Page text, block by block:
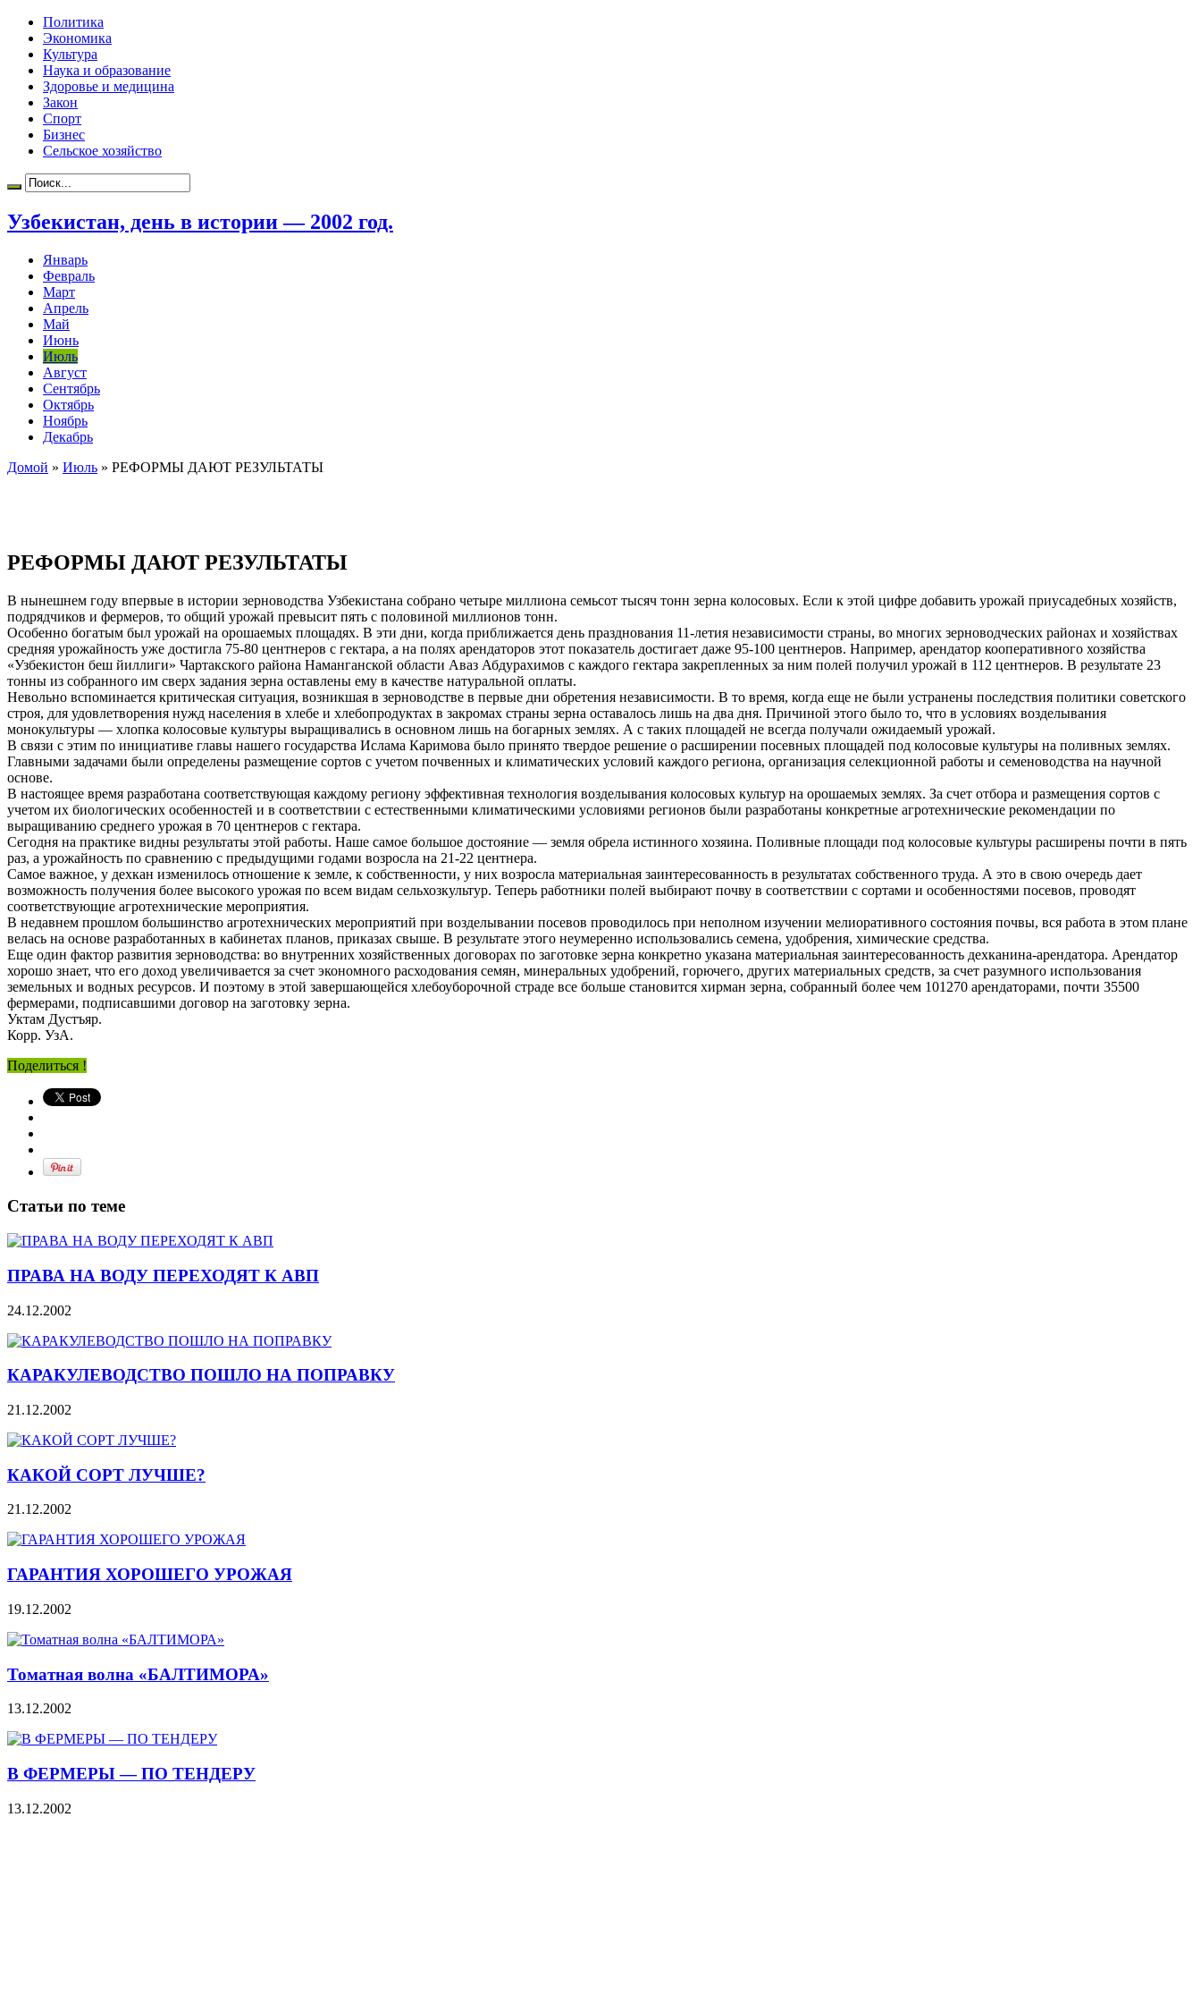
Политика
Экономика
Культура
Наука и образование
Здоровье и медицина
Закон
Спорт
Бизнес
Сельское хозяйство
Узбекистан, день в истории — 2002 год.
Январь
Февраль
Март
Апрель
Май
Июнь
Июль
Август
Сентябрь
Октябрь
Ноябрь
Декабрь
Домой » Июль » РЕФОРМЫ ДАЮТ РЕЗУЛЬТАТЫ
РЕФОРМЫ ДАЮТ РЕЗУЛЬТАТЫ
В нынешнем году впервые в истории зерноводства Узбекистана собрано четыре миллиона семьсот тысяч тонн зерна колосовых. Если к этой цифре добавить урожай приусадебных хозяйств,
подрядчиков и фермеров, то общий урожай превысит пять с половиной миллионов тонн.
Особенно богатым был урожай на орошаемых площадях. В эти дни, когда приближается день празднования 11-летия независимости страны, во многих зерноводческих районах и хозяйствах
средняя урожайность уже достигла 75-80 центнеров с гектара, а на полях арендаторов этот показатель достигает даже 95-100 центнеров. Например, арендатор кооперативного хозяйства
«Узбекистон беш йиллиги» Чартакского района Наманганской области Аваз Абдурахимов с каждого гектара закрепленных за ним полей получил урожай в 112 центнеров. В результате 23
тонны из собранного им сверх задания зерна оставлены ему в качестве натуральной оплаты.
Невольно вспоминается критическая ситуация, возникшая в зерноводстве в первые дни обретения независимости. В то время, когда еще не были устранены последствия политики советского
строя, для удовлетворения нужд населения в хлебе и хлебопродуктах в закромах страны зерна оставалось лишь на два дня. Причиной этого было то, что в условиях возделывания
монокультуры — хлопка колосовые культуры выращивались в основном лишь на богарных землях. А с таких площадей не всегда получали ожидаемый урожай.
В связи с этим по инициативе главы нашего государства Ислама Каримова было принято твердое решение о расширении посевных площадей под колосовые культуры на поливных землях.
Главными задачами были определены размещение сортов с учетом почвенных и климатических условий каждого региона, организация селекционной работы и семеноводства на научной
основе.
В настоящее время разработана соответствующая каждому региону эффективная технология возделывания колосовых культур на орошаемых землях. За счет отбора и размещения сортов с
учетом их биологических особенностей и в соответствии с естественными климатическими условиями регионов были разработаны конкретные агротехнические рекомендации по
выращиванию среднего урожая в 70 центнеров с гектара.
Сегодня на практике видны результаты этой работы. Наше самое большое достояние — земля обрела истинного хозяина. Поливные площади под колосовые культуры расширены почти в пять
раз, а урожайность по сравнению с предыдущими годами возросла на 21-22 центнера.
Самое важное, у дехкан изменилось отношение к земле, к собственности, у них возросла материальная заинтересованность в результатах собственного труда. А это в свою очередь дает
возможность получения более высокого урожая по всем видам сельхозкультур. Теперь работники полей выбирают почву в соответствии с сортами и особенностями посевов, проводят
соответствующие агротехнические мероприятия.
В недавнем прошлом большинство агротехнических мероприятий при возделывании посевов проводилось при неполном изучении мелиоративного состояния почвы, вся работа в этом плане
велась на основе разработанных в кабинетах планов, приказах свыше. В результате этого неумеренно использовались семена, удобрения, химические средства.
Еще один фактор развития зерноводства: во внутренних хозяйственных договорах по заготовке зерна конкретно указана материальная заинтересованность дехканина-арендатора. Арендатор
хорошо знает, что его доход увеличивается за счет экономного расходования семян, минеральных удобрений, горючего, других материальных средств, за счет разумного использования
земельных и водных ресурсов. И поэтому в этой завершающейся хлебоуборочной страде все больше становится хирман зерна, собранный более чем 101270 арендаторами, почти 35500
фермерами, подписавшими договор на заготовку зерна.
Уктам Дустъяр.
Корр. УзА.
Поделиться !
Статьи по теме
ПРАВА НА ВОДУ ПЕРЕХОДЯТ К АВП
24.12.2002
КАРАКУЛЕВОДСТВО ПОШЛО НА ПОПРАВКУ
21.12.2002
КАКОЙ СОРТ ЛУЧШЕ?
21.12.2002
ГАРАНТИЯ ХОРОШЕГО УРОЖАЯ
19.12.2002
Томатная волна «БАЛТИМОРА»
13.12.2002
В ФЕРМЕРЫ — ПО ТЕНДЕРУ
13.12.2002